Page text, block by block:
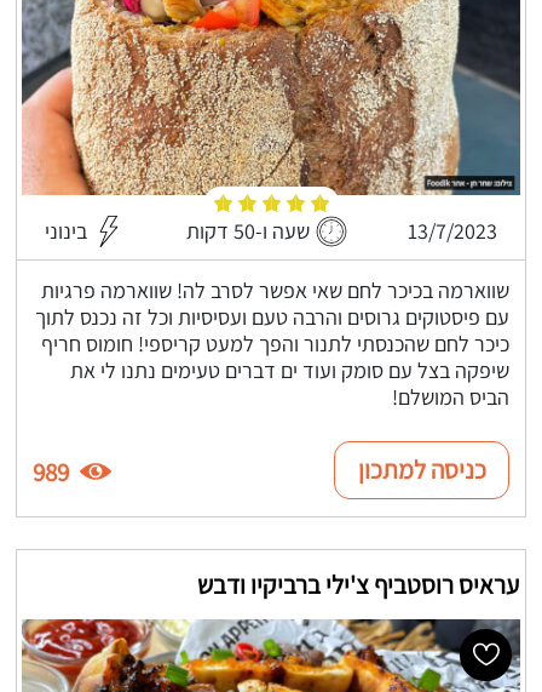
13/7/2023 שעה ו-50 דקות בינוני
שווארמה בכיכר לחם שאי אפשר לסרב לה! שווארמה פרגיות
עם פיסטוקים גרוסים והרבה טעם ועסיסיות וכל זה נכנס לתוך
כיכר לחם שהכנסתי לתנור והפך למעט קריספי! חומוס חריף
שיפקה בצל עם סומק ועוד ים דברים טעימים נתנו לי את
הביס המושלם!
כניסה למתכון 989
עראיס רוסטביף צ'ילי ברביקיו ודבש